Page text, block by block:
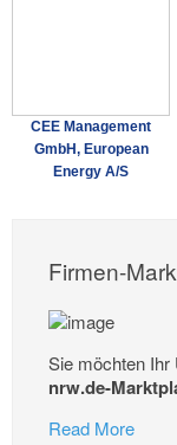
CEE Management
GmbH, European
Energy A/S
Firmen-
Sie möchten
nrw.de-
Read More